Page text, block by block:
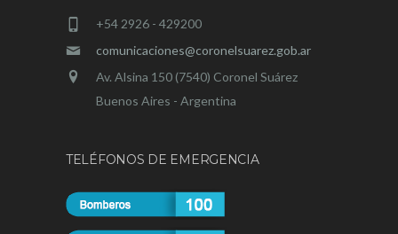
+54 2926 - 429200
comunicaciones@coronelsuarez.gob.ar
Av. Alsina 150 (7540) Coronel Suárez
Buenos Aires - Argentina
TELÉFONOS DE EMERGENCIA